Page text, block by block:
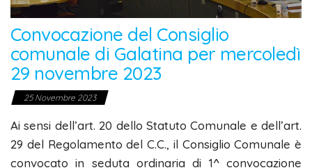
Convocazione del Consiglio
comunale di Galatina per mercoledì
29 novembre 2023
25 Novembre 2023
Ai sensi dell’art. 20 dello Statuto Comunale e dell’art.
29 del Regolamento del C.C., il Consiglio Comunale è
convocato in seduta ordinaria di 1^ convocazione